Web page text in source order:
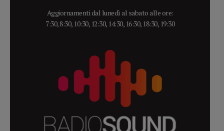
Aggiornamenti dal lunedì al sabato alle ore:
7:30, 8:30, 10:30, 12:30, 14:30, 16:30, 18:30, 19:30